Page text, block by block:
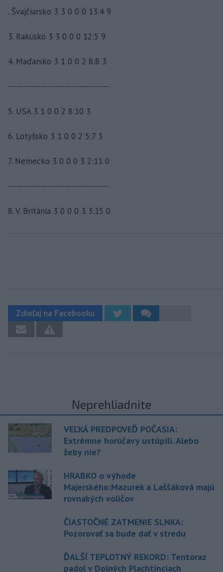
. Švajčiarsko 3 3 0 0 0 13:4 9
3. Rakúsko 3 3 0 0 0 12:5 9
4. Maďarsko 3 1 0 0 2 8:8 3
----------------------------------
5. USA 3 1 0 0 2 8:10 3
6. Lotyšsko 3 1 0 0 2 5:7 3
7. Nemecko 3 0 0 0 3 2:11 0
----------------------------------
8. V. Británia 3 0 0 0 3 3:15 0
Zdieľaj na Facebooku
Neprehliadnite
VEĽKÁ PREDPOVEĎ POČASIA:
Extrémne horúčavy ustúpili. Alebo
žeby nie?
HRABKO o výhode
Majerského:Mazurek a Laššáková majú
rovnakých voličov
ČIASTOČNÉ ZATMENIE SLNKA:
Pozorovať sa bude dať v stredu
ĎALŠÍ TEPLOTNÝ REKORD: Tentoraz
padol v Dolných Plachtinciach